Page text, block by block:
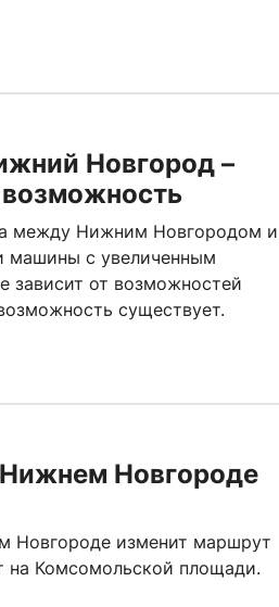
Новгород –
между Нижним Новгородом и
машины с увеличенным
зависит от возможностей
существует.
Новгороде
изменит маршрут
на Комсомольской площади.